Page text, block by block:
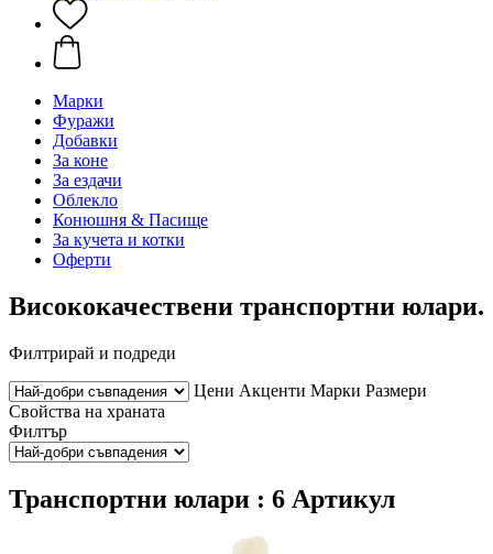
Марки
Фуражи
Добавки
За коне
За ездачи
Облекло
Конюшня & Пасище
За кучета и котки
Оферти
Висококачествени транспортни юлари.
Филтрирай и подреди
Цени Акценти Марки Размери
Свойства на храната
Филтър
Транспортни юлари : 6 Артикул